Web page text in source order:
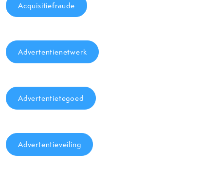
Acquisitiefraude
Advertentienetwerk
Advertentietegoed
Advertentieveiling